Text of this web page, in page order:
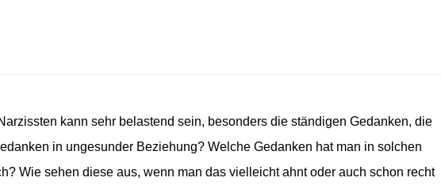
kann sehr belastend sein, besonders die ständigen Gedanken, die
in ungesunder Beziehung? Welche Gedanken hat man in solchen
Wie sehen diese aus, wenn man das vielleicht ahnt oder auch schon recht